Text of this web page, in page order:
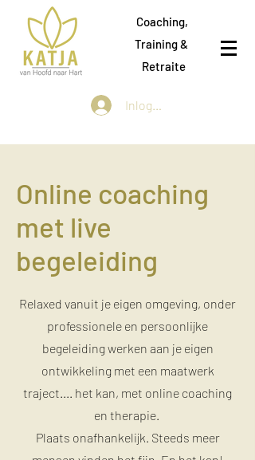
Coaching,
Training &
Retraite
Inloggen
Online coaching
met live
begeleiding
Relaxed vanuit je eigen omgeving, onder
professionele en persoonlijke
begeleiding werken aan je eigen
ontwikkeling met een maatwerk
traject.... het kan, met online coaching
en therapie.
Plaats onafhankelijk. Steeds meer